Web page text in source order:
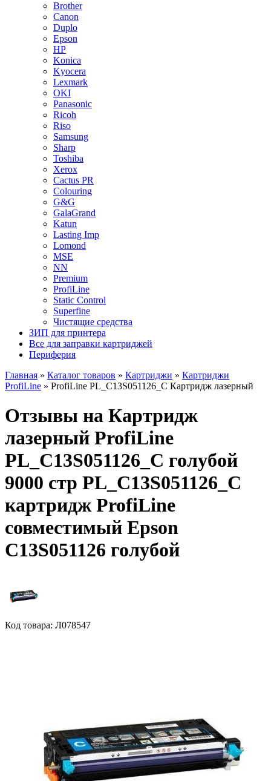
Brother
Canon
Duplo
Epson
HP
Konica
Kyocera
Lexmark
OKI
Panasonic
Ricoh
Riso
Samsung
Sharp
Toshiba
Xerox
Cactus PR
Colouring
G&G
GalaGrand
Katun
Lasting Imp
Lomond
MSE
NN
Premium
ProfiLine
Static Control
Superfine
Чистящие средства
ЗИП для принтера
Все для заправки картриджей
Периферия
Главная » Каталог товаров » Картриджи » Картриджи
ProfiLine » ProfiLine PL_C13S051126_C Картридж лазерный
Отзывы на Картридж
лазерный ProfiLine
PL_C13S051126_C голубой
9000 стр PL_C13S051126_C
картридж ProfiLine
совместимый Epson
C13S051126 голубой
Код товара: Л078547